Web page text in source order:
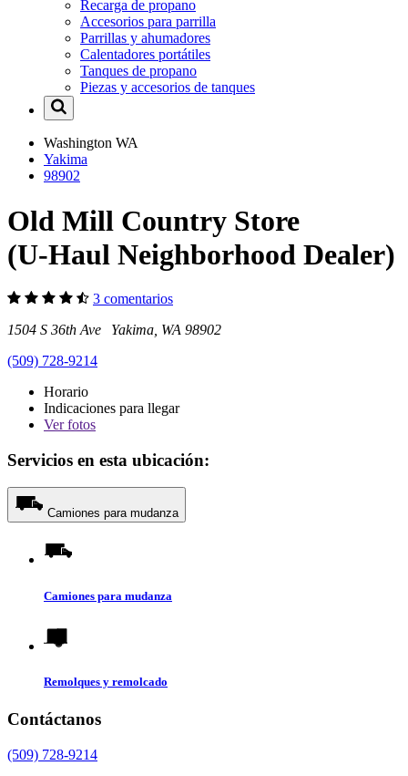
Recarga de propano
Accesorios para parrilla
Parrillas y ahumadores
Calentadores portátiles
Tanques de propano
Piezas y accesorios de tanques
Washington WA
Yakima
98902
Old Mill Country Store
(U-Haul Neighborhood Dealer)
3 comentarios
1504 S 36th Ave Yakima, WA 98902
(509) 728-9214
Horario
Indicaciones para llegar
Verfotos
Servicios en esta ubicación:
Camiones para mudanza
Camiones para mudanza
Remolques y remolcado
Contáctanos
(509) 728-9214